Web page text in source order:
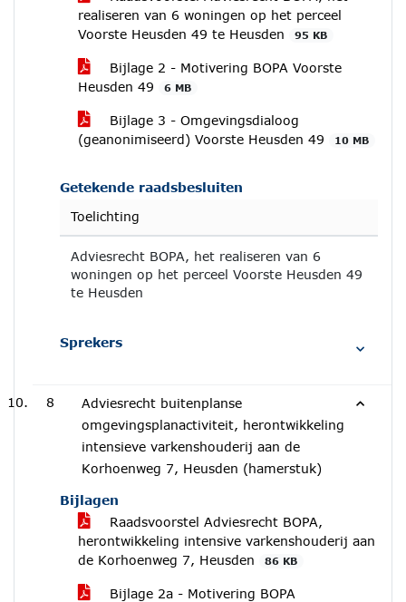
realiseren van 6 woningen op het perceel
Voorste Heusden 49 te Heusden
95 KB
Bijlage 2 - Motivering BOPA Voorste
Heusden 49
6 MB
Bijlage 3 - Omgevingsdialoog
(geanonimiseerd) Voorste Heusden 49
10 MB
Getekende raadsbesluiten
Toelichting
Adviesrecht BOPA, het realiseren van 6
woningen op het perceel Voorste Heusden 49
te Heusden
Sprekers
8
Adviesrecht buitenplanse
omgevingsplanactiviteit, herontwikkeling
intensieve varkenshouderij aan de
Korhoenweg 7, Heusden (hamerstuk)
Bijlagen
Raadsvoorstel Adviesrecht BOPA,
herontwikkeling intensive varkenshouderij aan
de Korhoenweg 7, Heusden
86 KB
Bijlage 2a - Motivering BOPA